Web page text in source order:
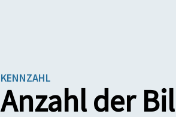
KENNZAHL
Anzahl der